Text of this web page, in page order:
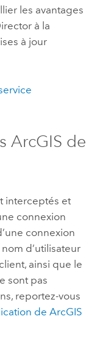
les avantages
à la
à jour
ArcGIS de
interceptés et
connexion
connexion
d’utilisateur
ainsi que le
sont pas
reportez-vous
de ArcGIS